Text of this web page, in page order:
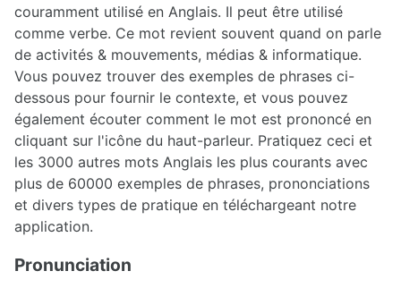
couramment utilisé en Anglais. Il peut être utilisé
comme verbe. Ce mot revient souvent quand on parle
de activités & mouvements, médias & informatique.
Vous pouvez trouver des exemples de phrases ci-
dessous pour fournir le contexte, et vous pouvez
également écouter comment le mot est prononcé en
cliquant sur l'icône du haut-parleur. Pratiquez ceci et
les 3000 autres mots Anglais les plus courants avec
plus de 60000 exemples de phrases, prononciations
et divers types de pratique en téléchargeant notre
application.
Pronunciation